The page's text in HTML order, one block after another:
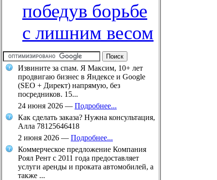
победув борьбе
с лишним весом
Извините за спам. Я Максим, 10+ лет
продвигаю бизнес в Яндексе и Google
(SEO + Директ) напрямую, без
посредников. 15...
24 июня 2026 — Подробнее...
Как сделать заказа? Нужна консультация,
Алла 78125646418
2 июня 2026 — Подробнее...
Коммерческое предложение Компания
Роял Рент с 2011 года предоставляет
услуги аренды и проката автомобилей, а
также ...